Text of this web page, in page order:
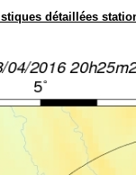
détaillées